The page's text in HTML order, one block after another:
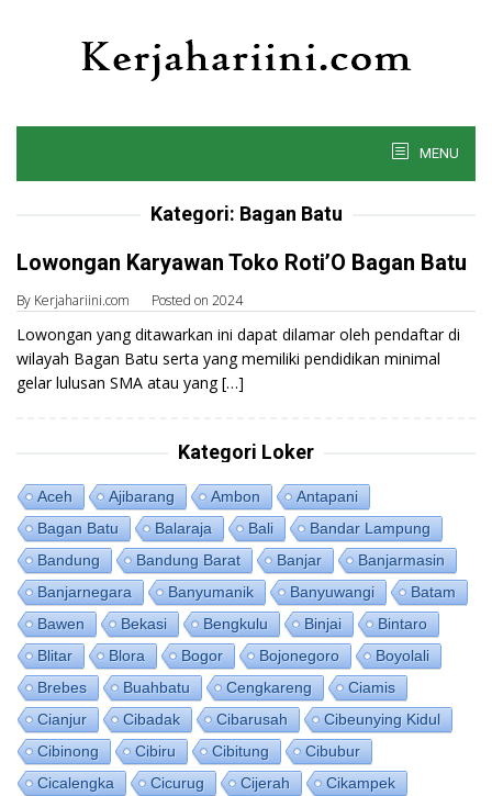
MENU
Kategori: Bagan Batu
Lowongan Karyawan Toko Roti’O Bagan Batu
By Kerjahariini.com Posted on 2024
Lowongan yang ditawarkan ini dapat dilamar oleh pendaftar di
wilayah Bagan Batu serta yang memiliki pendidikan minimal
gelar lulusan SMA atau yang […]
Kategori Loker
Aceh Ajibarang Ambon
Antapani
Bagan Batu
Balaraja Bali
Bandar Lampung
Bandung
Bandung Barat Banjar
Banjarmasin
Banjarnegara
Banyumanik Banyuwangi
Batam
Bawen
Bekasi Bengkulu Binjai
Bintaro
Blitar
Blora Bogor Bojonegoro
Boyolali
Brebes
Buahbatu Cengkareng
Ciamis
Cianjur
Cibadak Cibarusah
Cibeunying Kidul
Cibinong
Cibiru Cibitung
Cibubur
Cicalengka
Cicurug Cijerah
Cikampek